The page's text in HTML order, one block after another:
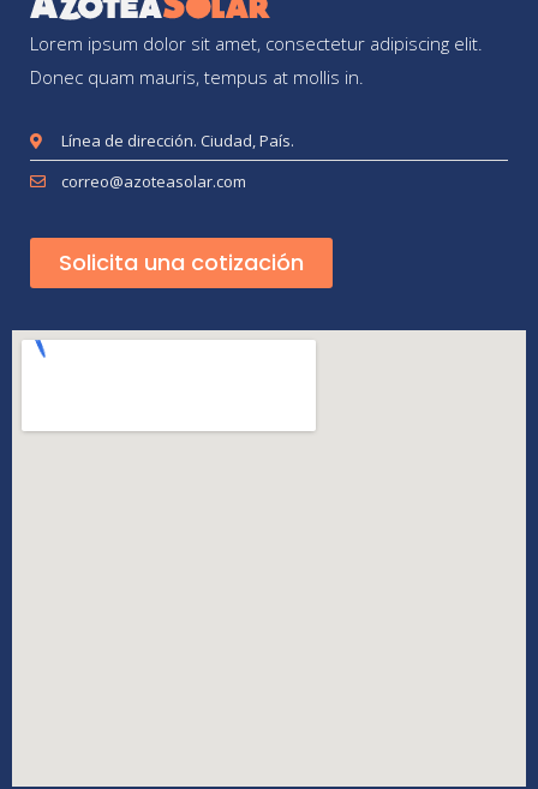
Lorem ipsum dolor sit amet, consectetur adipiscing elit.
Donec quam mauris, tempus at mollis in.
Línea de dirección. Ciudad, País.
correo@azoteasolar.com
Solicita una cotización